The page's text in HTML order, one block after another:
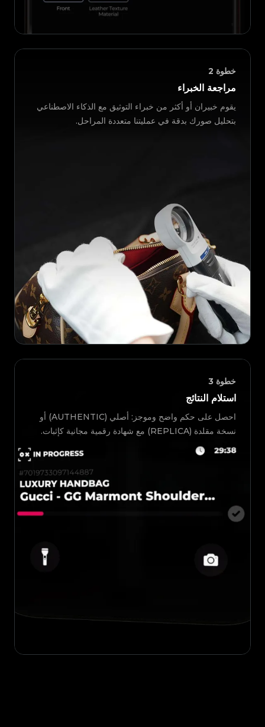
خطوة 2
مراجعة الخبراء
يقوم خبيران أو أكثر من خبراء التوثيق مع الذكاء الاصطناعي
بتحليل صورك بدقة في عمليتنا متعددة المراحل.
خطوة 3
استلام النتائج
احصل على حكم واضح وموجز: أصلي (AUTHENTIC) أو
نسخة مقلدة (REPLICA) مع شهادة رقمية مجانية كإثبات.